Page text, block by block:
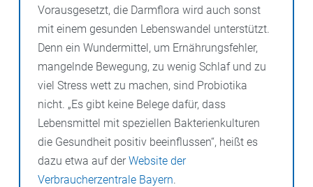
Säure. Das konserviert einerseits die Nahrung.
Andererseits ist es gut für die Darmgesundheit. Umso
vielfältiger man von den fermentierten Lebensmitteln
zu sich nimmt, desto besser für die Darmflora. Das
muss nicht immer mehr sein:
Wer ein halbes Glas
Kimchi isst, der erlebt ordentliche Aktivitäten im
Magen und Darm“,
rät der Berliner Koch Thore
Hildebrandt mit dem Essen dieser Lebensmittel
anfangs nicht zu übertreiben, „da finden enorme
Vorausgesetzt, die Darmflora wird auch sonst
mit einem gesunden Lebenswandel unterstützt.
Denn ein Wundermittel, um Ernährungsfehler,
mangelnde Bewegung, zu wenig Schlaf und zu
viel Stress wett zu machen, sind Probiotika
nicht. „Es gibt keine Belege dafür, dass
Lebensmittel mit speziellen Bakterienkulturen
die Gesundheit positiv beeinflussen“, heißt es
dazu etwa auf der Website der
Verbraucherzentrale Bayern.